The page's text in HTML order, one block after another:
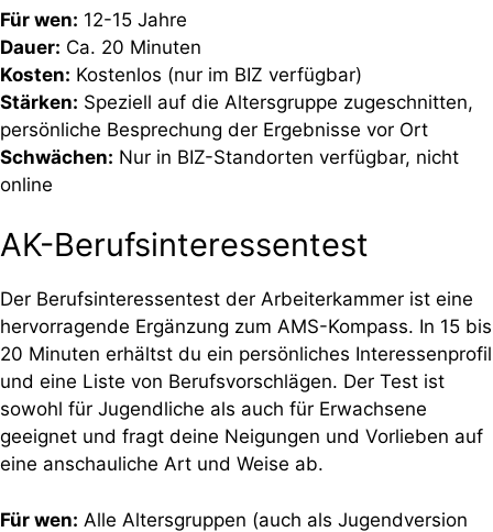
Für wen: 12-15 Jahre
Dauer: Ca. 20 Minuten
Kosten: Kostenlos (nur im BIZ verfügbar)
Stärken: Speziell auf die Altersgruppe zugeschnitten,
persönliche Besprechung der Ergebnisse vor Ort
Schwächen: Nur in BIZ-Standorten verfügbar, nicht
online
AK-Berufsinteressentest
Der Berufsinteressentest der Arbeiterkammer ist eine
hervorragende Ergänzung zum AMS-Kompass. In 15 bis
20 Minuten erhältst du ein persönliches Interessenprofil
und eine Liste von Berufsvorschlägen. Der Test ist
sowohl für Jugendliche als auch für Erwachsene
geeignet und fragt deine Neigungen und Vorlieben auf
eine anschauliche Art und Weise ab.
Für wen: Alle Altersgruppen (auch als Jugendversion